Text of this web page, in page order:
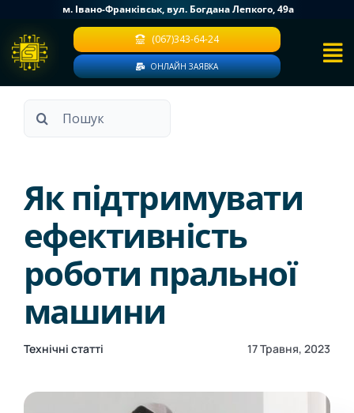
content
м. Івано-Франківськ, вул. Богдана Лепкого, 49a
(067)343-64-24
ОНЛАЙН ЗАЯВКА
Пошук
Як підтримувати
ефективність
роботи пральної
машини
Технічні статті 17 Травня, 2023